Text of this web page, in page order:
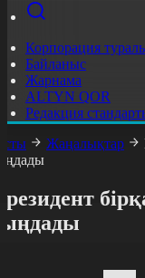
Корпорация
Байланыс
Жарнама
ALTYN QOR
Редакция
Жаңалықтар